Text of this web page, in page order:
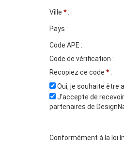
Ville *:
Pays :
Code APE :
Code de vérification :
Recopiez ce code *:
Oui, je souhaite être
J'accepte de
partenaires de
Conformément à la loi